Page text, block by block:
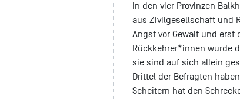
in den vier Provinzen
aus Zivilgesellschaft und
Angst vor Gewalt und erst
Rückkehrer*innen wurde
sie sind auf sich allein
Drittel der Befragten
Scheitern hat den